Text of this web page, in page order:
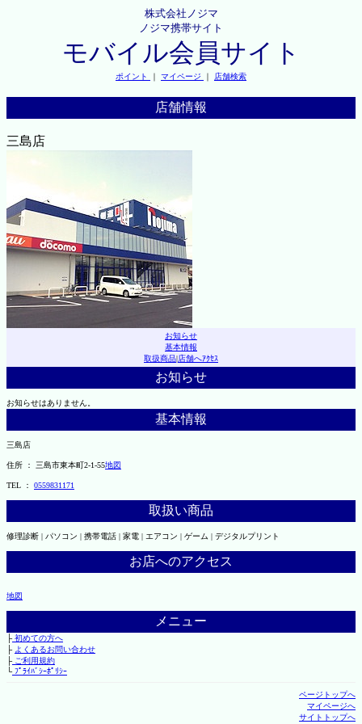
株式会社ノジマ
ノジマ携帯サイト
モバイル会員サイト
ポイント ｜ マイページ ｜ 店舗検索
店舗情報
三島店
お知らせ
基本情報
取扱商品|店舗へｱｸｾｽ
お知らせ
お知らせはありません。
基本情報
三島店
住所 ： 三島市東本町2-1-55地図
TEL ： 0559831171
取扱い商品
修理診断 | パソコン | 携帯電話 | 家電 | エアコン | ゲーム | デジタルプリント
お店へのアクセス
地図
メニュー
├初めての方へ
├ よくあるお問い合わせ
├ご利用規約
└ﾌﾟﾗｲﾊﾞｼｰﾎﾟﾘｼｰ
ページトップへ
マイページへ
サイトトップへ